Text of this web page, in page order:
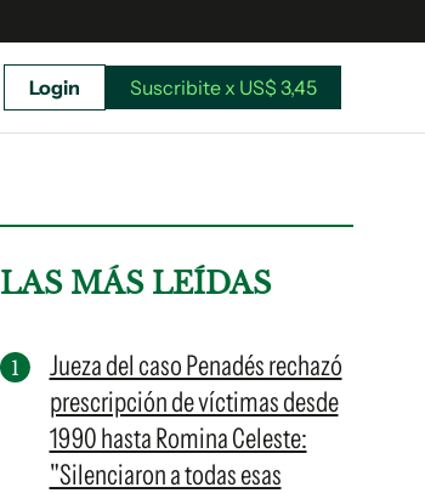
Login Suscribite x US$ 3,45
LAS MÁS LEÍDAS
Jueza del caso Penadés rechazó
prescripción de víctimas desde
1990 hasta Romina Celeste:
"Silenciaron a todas esas